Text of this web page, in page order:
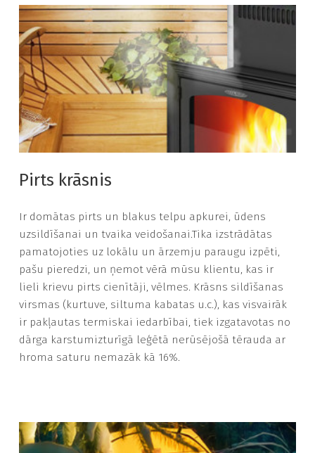
Pirts krāsnis
Ir domātas pirts un blakus telpu apkurei, ūdens
uzsildīšanai un tvaika veidošanai.Tika izstrādātas
pamatojoties uz lokālu un ārzemju paraugu izpēti,
pašu pieredzi, un ņemot vērā mūsu klientu, kas ir
lieli krievu pirts cienītāji, vēlmes. Krāsns sildīšanas
virsmas (kurtuve, siltuma kabatas u.c.), kas visvairāk
ir pakļautas termiskai iedarbībai, tiek izgatavotas no
dārga karstumizturīgā leģētā nerūsējošā tērauda ar
hroma saturu nemazāk kā 16%.